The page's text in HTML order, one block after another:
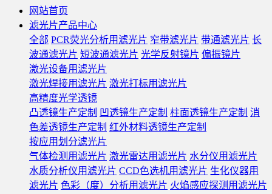
网站首页
滤光片产品中心
全部 PCR荧光分析用滤光片 窄带滤光片 带通滤光片 长
波通滤光片 短波通滤光片 光学反射镜片 偏振镜片
激光设备用滤光片
激光焊接用滤光片 激光打标用滤光片
高精度光学透镜
凸透镜生产定制 凹透镜生产定制 柱面透镜生产定制 消
色差透镜生产定制 红外材料透镜生产定制
按应用划分滤光片
气体检测用滤光片 激光雷达用滤光片 水分仪用滤光片
水质分析仪用滤光片 CCD色选机用滤光片 生化仪器用
滤光片 色彩（度）分析用滤光片 火焰感应探测用滤光片